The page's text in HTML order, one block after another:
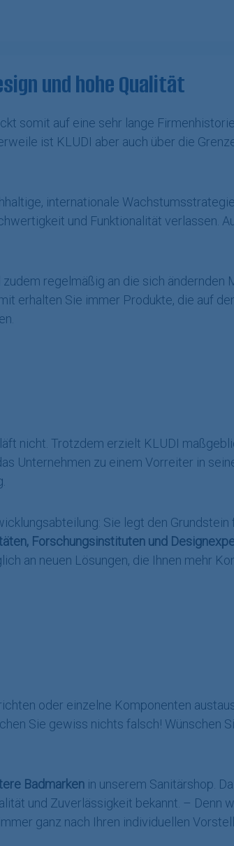
und hohe Qualität
somit auf eine sehr lange
ist KLUDI aber auch über die
internationale
und Funktionalität verlassen.
regelmäßig an die sich
erhalten Sie immer Produkte, die auf
nicht. Trotzdem erzielt KLUDI
Unternehmen zu einem Vorreiter in
Sie legt den
Forschungsinstituten und
an neuen Lösungen, die Ihnen mehr
oder einzelne Komponenten
Sie gewiss nichts falsch! Wünschen
Badmarken in unserem Sanitärshop.
und Zuverlässigkeit bekannt. – Denn
ganz nach Ihren individuellen